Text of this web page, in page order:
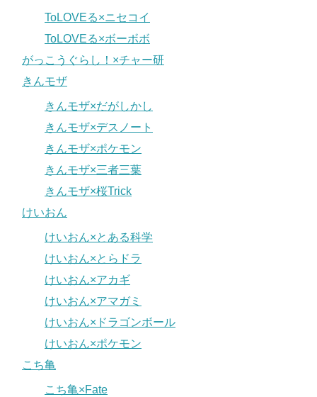
ToLOVEる×ニセコイ
ToLOVEる×ボーボボ
がっこうぐらし！×チャー研
きんモザ
きんモザ×だがしかし
きんモザ×デスノート
きんモザ×ポケモン
きんモザ×三者三葉
きんモザ×桜Trick
けいおん
けいおん×とある科学
けいおん×とらドラ
けいおん×アカギ
けいおん×アマガミ
けいおん×ドラゴンボール
けいおん×ポケモン
こち亀
こち亀×Fate